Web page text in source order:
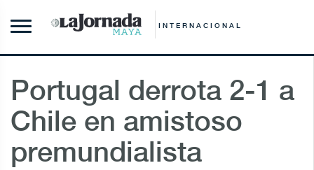
INTERNACIONAL
Portugal derrota 2-1 a
Chile en amistoso
premundialista